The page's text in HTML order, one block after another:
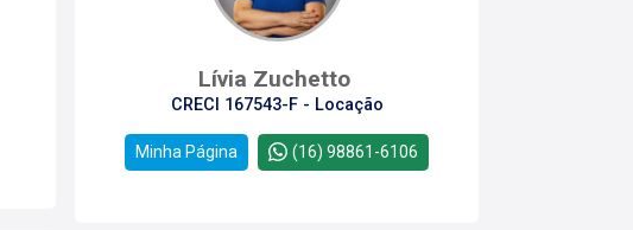
Lívia Zuchetto
CRECI 167543-F - Locação
Minha Página (16) 98861-6106